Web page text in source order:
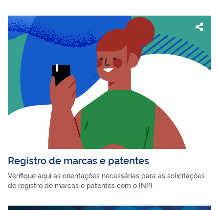
Registro de marcas e patentes
Verifique aqui as orientações necessárias para as solicitações
de registro de marcas e patentes com o INPI.